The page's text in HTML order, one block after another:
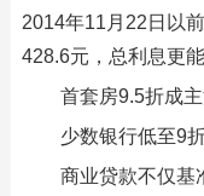
2014年11月22日以
428.6元，总利息更
首套房9.5折成
少数银行低至9
商业贷款不仅基